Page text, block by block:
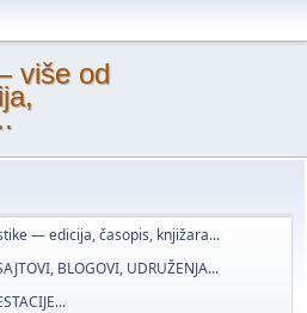
više od
— edicija, časopis, knjižara...
BLOGOVI, UDRUŽENJA...